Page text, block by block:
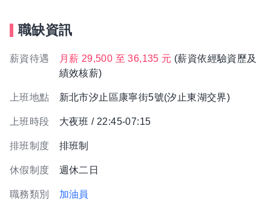
職缺資訊
薪資待遇 月薪 29,500 至 36,135 元 (薪資依經驗資歷及
績效核薪)
上班地點 新北市汐止區康寧街5號(汐止東湖交界)
上班時段 大夜班 / 22:45-07:15
排班制度 排班制
休假制度 週休二日
職務類別 加油員